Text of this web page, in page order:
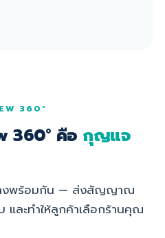
360°
360° คือ กุญแจ
งพร้อมกัน — ส่งสัญญาณ
ละทำให้ลูกค้าเลือกร้านคุณ